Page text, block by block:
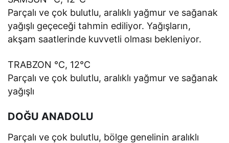
Parçalı ve çok bulutlu, aralıklı yağmur ve sağanak
yağışlı geçeceği tahmin ediliyor. Yağışların,
akşam saatlerinde kuvvetli olması bekleniyor.
TRABZON °C, 12°C
Parçalı ve çok bulutlu, aralıklı yağmur ve sağanak
yağışlı
DOĞU ANADOLU
Parçalı ve çok bulutlu, bölge genelinin aralıklı